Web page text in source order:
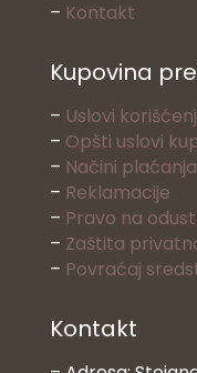
– Kontakt
Kupovina
– Uslovi
– Opšti uslovi
– Načini plaćanja
– Reklamacije
– Pravo na
– Zaštita
– Povraćaj
Kontakt